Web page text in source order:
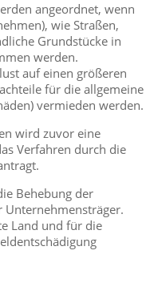
angeordnet, wenn
wie Straßen,
Grundstücke in
werden.
auf einen größeren
für die allgemeine
vermieden werden.
wird zuvor eine
Verfahren durch die
Behebung der
Unternehmensträger.
Land und für die